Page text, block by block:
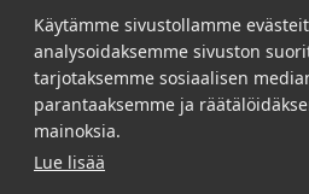
Käytämme sivustollamme
analysoidaksemme sivuston
tarjotaksemme sosiaalisen
parantaaksemme ja
mainoksia.
Lue lisää